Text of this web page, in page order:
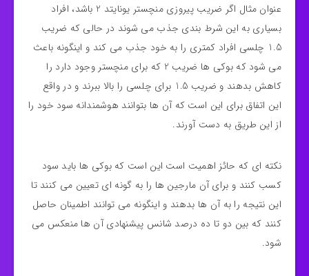
عنوان مثال اگر ضریب پیروزی منچستر یونایتد 2 باشد، افراد
بسیاری به این شرط‌ بندی جذب می‌ شوند در حالی‌ که ضریب
1.5 چلسی افراد کمتری را به خود جذب می‌ کند و اینگونه باعث
می‌ شود که بوکی ها ضریب 2 که برای منچستر وجود دارد را
کاهش بدهند و ضریب 1.5 برای چلسی را بالا ببرند و در واقع
این اتفاق برای این است که آن‌ ها بتوانند هوشمندانه سود خود را
از این طریق به دست آورند.
نکته‌ ای که حائز اهمیت است این است که بوکی‌ ها باید سود
کسب کنند و برای آن مارجین‌ ها را به‌ گونه‌ ای تعیین می‌ کنند تا
این نتیجه را به آن‌ ها بدهند و اینگونه می‌ توانند اطمینان حاصل
کنند که بین دو تا ده‌ درصد شانس پیشنهادی آن‌ ها منعکس می‌
شود.